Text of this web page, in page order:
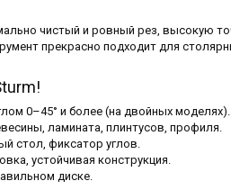
чистый и ровный рез, высокую
прекрасно подходит для
0–45° и более (на двойных моделях).
ламината, плинтусов, профиля.
стол, фиксатор углов.
устойчивая конструкция.
диске.